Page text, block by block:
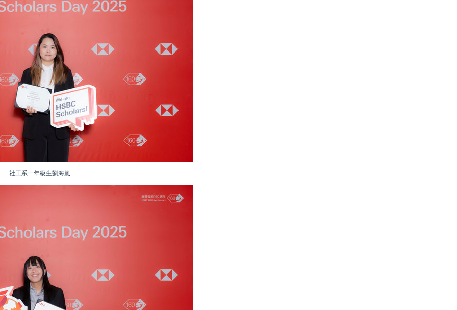
社工系一年級生劉海嵐